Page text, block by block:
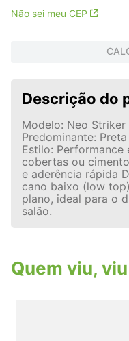
Não sei meu CEP
Descrição do
Modelo: Neo
Predominante:
Estilo:
cobertas ou
e aderência rápida
cano baixo (low
plano, ideal para o
salão.
Quem viu,